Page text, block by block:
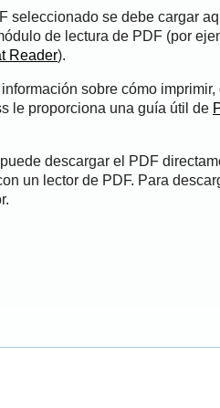
seleccionado se debe cargar
de lectura de PDF (por
Reader).
sobre cómo
le proporciona una guía útil de
descargar el PDF
un lector de PDF. Para